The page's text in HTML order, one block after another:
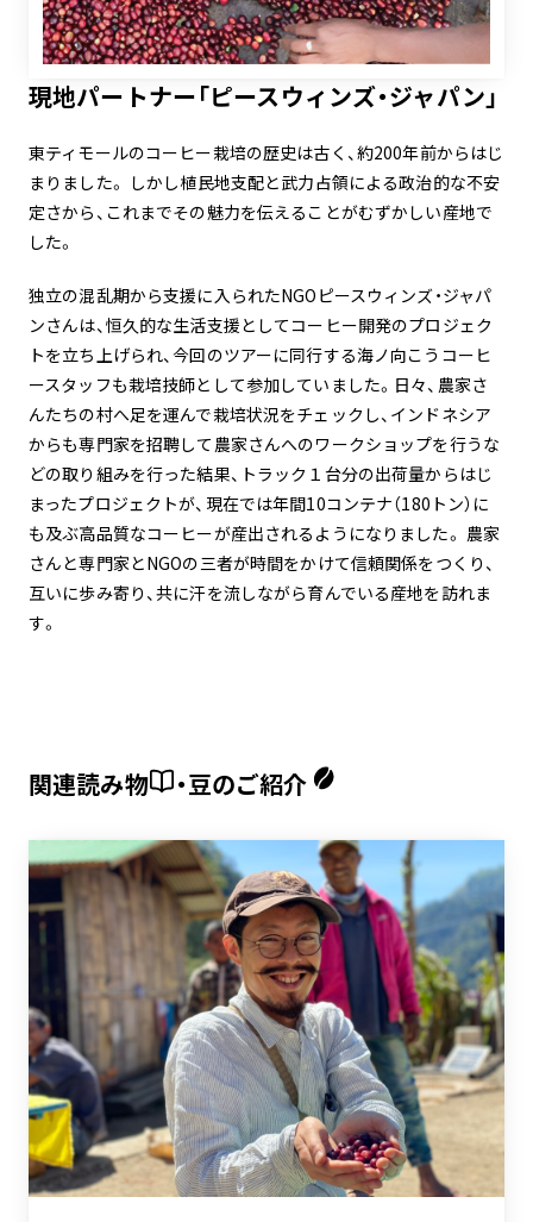
現地パートナー「ピースウィンズ・ジャパン」
東ティモールのコーヒー栽培の歴史は古く、約200年前からはじ
まりました。 しかし植民地支配と武力占領による政治的な不安
定さから、これまでその魅力を伝えることがむずかしい産地で
した。
独立の混乱期から支援に入られたNGOピースウィンズ・ジャパ
ンさんは、恒久的な生活支援としてコーヒー開発のプロジェク
トを立ち上げられ、今回のツアーに同行する海ノ向こうコーヒ
ースタッフも栽培技師として参加していました。日々、農家さ
んたちの村へ足を運んで栽培状況をチェックし、インドネシア
からも専門家を招聘して農家さんへのワークショップを行うな
どの取り組みを行った結果、トラック１台分の出荷量からはじ
まったプロジェクトが、現在では年間10コンテナ（180トン）に
も及ぶ高品質なコーヒーが産出されるようになりました。 農家
さんと専門家とNGOの三者が時間をかけて信頼関係をつくり、
互いに歩み寄り、共に汗を流しながら育んでいる産地を訪れま
す。
関連読み物 ・豆のご紹介